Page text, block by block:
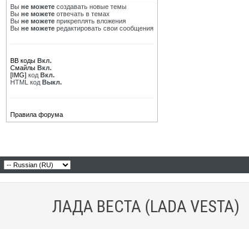
Вы не можете создавать новые темы
Вы не можете отвечать в темах
Вы не можете прикреплять вложения
Вы не можете редактировать свои сообщения
BB коды Вкл.
Смайлы Вкл.
[IMG] код Вкл.
HTML код Выкл.
Правила форума
ЛАДА ВЕСТА (LADA VESTA)